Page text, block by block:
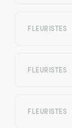
FLEURISTES
FLEURISTES
FLEURISTES